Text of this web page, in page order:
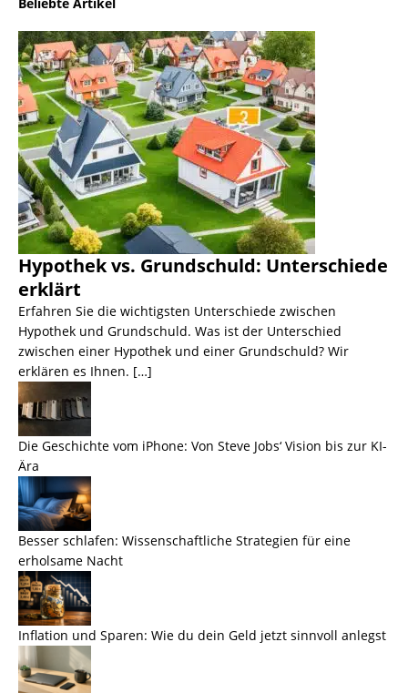
Hypothek vs. Grundschuld: Unterschiede
erklärt
Erfahren Sie die wichtigsten Unterschiede zwischen
Hypothek und Grundschuld. Was ist der Unterschied
zwischen einer Hypothek und einer Grundschuld? Wir
erklären es Ihnen. […]
Die Geschichte vom iPhone: Von Steve Jobs‘ Vision bis zur KI-
Ära
Besser schlafen: Wissenschaftliche Strategien für eine
erholsame Nacht
Inflation und Sparen: Wie du dein Geld jetzt sinnvoll anlegst